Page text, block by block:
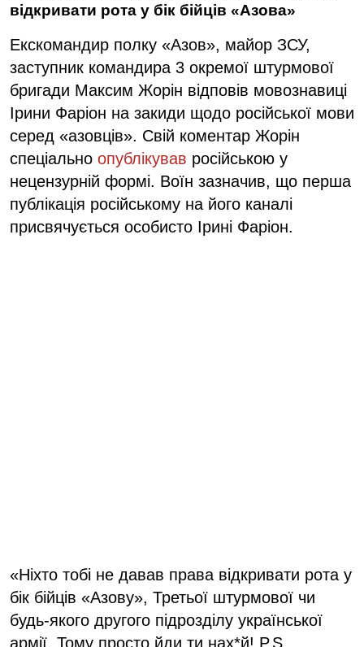
відкривати рота у бік бійців «Азова»
Екскомандир полку «Азов», майор ЗСУ,
заступник командира 3 окремої штурмової
бригади Максим Жорін відповів мовознавиці
Ірини Фаріон на закиди щодо російської мови
серед «азовців». Свій коментар Жорін
спеціально опублікував російською у
нецензурній формі. Воїн зазначив, що перша
публікація російському на його каналі
присвячується особисто Ірині Фаріон.
«Ніхто тобі не давав права відкривати рота у
бік бійців «Азову», Третьої штурмової чи
будь-якого другого підрозділу української
армії. Тому просто йди ти нах*й! P.S.